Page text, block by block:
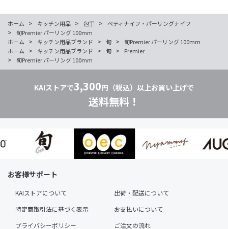
ホーム > キッチン用品 > 包丁 > ペティナイフ・パーリングナイフ
>
旬Premier パーリング 100mm
ホーム
> キッチン用品ブランド > 旬 >
旬Premier パーリング 100mm
ホーム
> キッチン用品ブランド > 旬 > Premier
> 旬Premier パーリング 100mm
KAIストアで3,300円（税込）以上お買い上げで
送料無料！
お客様サポート
KAIストアについて
出荷・配送について
特定商取引法に基づく表示
お支払いについて
プライバシーポリシー
ご注文の流れ